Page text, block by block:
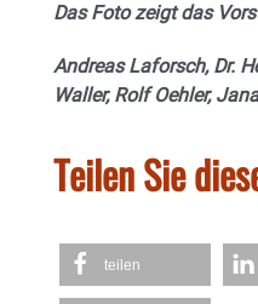
Das Foto zeigt das
Andreas Laforsch, Dr.
Waller, Rolf Oehler,
Teilen Sie
teilen